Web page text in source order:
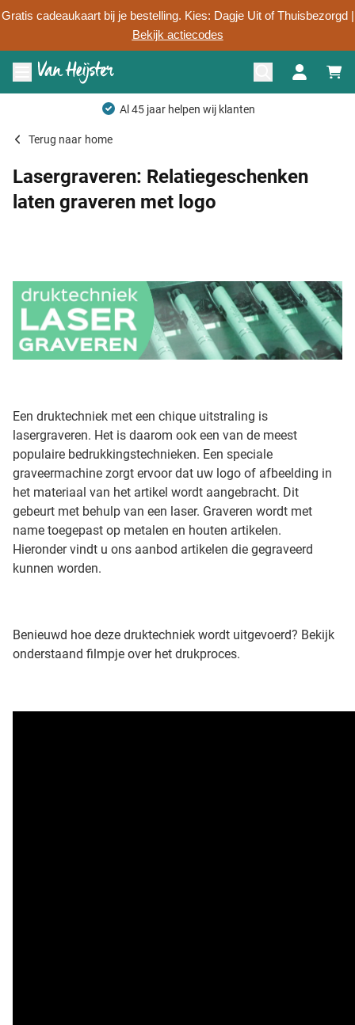
Gratis cadeaukaart bij je bestelling. Kies: Dagje Uit of Thuisbezorgd |
Bekijk actiecodes
Ga naar de inhoud
Menu openen
Terug naar home
Lasergraveren: Relatiegeschenken
laten graveren met logo
Een druktechniek met een chique uitstraling is
lasergraveren. Het is daarom ook een van de meest
populaire bedrukkingstechnieken. Een speciale
graveermachine zorgt ervoor dat uw logo of afbeelding in
het materiaal van het artikel wordt aangebracht. Dit
gebeurt met behulp van een laser. Graveren wordt met
name toegepast op metalen en houten artikelen.
Hieronder vindt u ons aanbod artikelen die gegraveerd
kunnen worden.
Benieuwd hoe deze druktechniek wordt uitgevoerd? Bekijk
onderstaand filmpje over het drukproces.